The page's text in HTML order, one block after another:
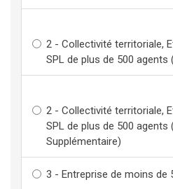
2 - Collectivité territoriale,
SPL de plus de 500 agents
2 - Collectivité territoriale,
SPL de plus de 500 agents
Supplémentaire)
3 - Entreprise de moins de